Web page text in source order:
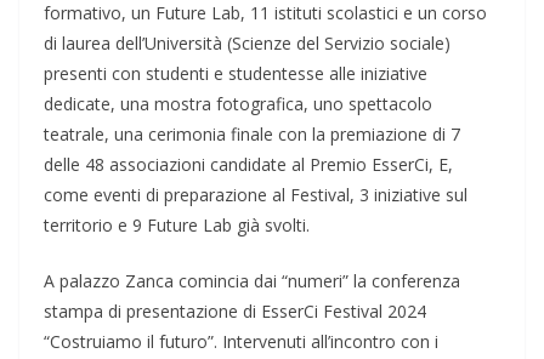
formativo, un Future Lab, 11 istituti scolastici e un corso
di laurea dell’Università (Scienze del Servizio sociale)
presenti con studenti e studentesse alle iniziative
dedicate, una mostra fotografica, uno spettacolo
teatrale, una cerimonia finale con la premiazione di 7
delle 48 associazioni candidate al Premio EsserCi, E,
come eventi di preparazione al Festival, 3 iniziative sul
territorio e 9 Future Lab già svolti.
A palazzo Zanca comincia dai “numeri” la conferenza
stampa di presentazione di EsserCi Festival 2024
“Costruiamo il futuro”. Intervenuti all’incontro con i